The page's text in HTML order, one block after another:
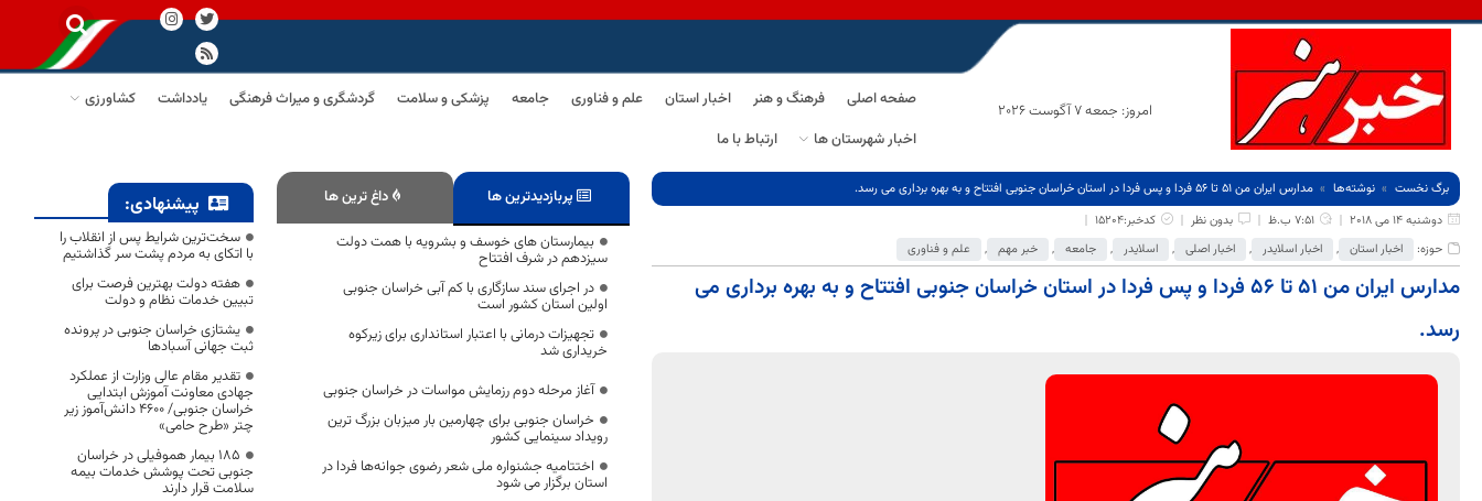
امروز: جمعه 7 آگوست 2026
صفحه اصلی فرهنگ و هنر اخبار استان علم و فناوری جامعه پزشکی و سلامت گردشگری و میراث فرهنگی یادداشت
کشاورزی
اخبار شهرستان ها
ارتباط با ما
برگ نخست نوشته‌ها
مدارس ایران من 51 تا 56 فردا و پس فردا در استان خراسان جنوبی افتتاح و به بهره برداری می رسد.
دوشنبه 14 می 2018
7:51 ب.ظ بدون نظر
کدخبر:15204
حوزه:
اخبار استان , اخبار اسلایدر , اخبار اصلی , اسلایدر , جامعه , خبر مهم , علم و فناوری
مدارس ایران من 51 تا 56 فردا و پس فردا در استان خراسان جنوبی افتتاح و به بهره برداری می
رسد.
پربازدیدترین ها داغ ترین ها
بیمارستان های خوسف و بشرویه با همت دولت
سیزدهم در شرف افتتاح
در اجرای سند سازگاری با کم آبی خراسان جنوبی
اولین استان کشور است
تجهیزات درمانی با اعتبار استانداری برای زیرکوه
خریداری شد
آغاز مرحله دوم رزمایش مواسات در خراسان جنوبی
خراسان جنوبی برای چهارمین بار میزبان بزرگ ترین
رویداد سینمایی کشور
اختتامیه جشنواره ملی شعر رضوی جوانه‌ها فردا در
استان برگزار می شود
پیشنهادی:
سخت‌ترین شرایط پس از انقلاب را
با اتکای به مردم پشت سر گذاشتیم
هفته دولت بهترین فرصت برای
تبیین خدمات نظام و دولت
یشتازی خراسان جنوبی در پرونده
ثبت جهانی آسبادها
تقدیر مقام عالی وزارت از عملکرد
جهادی معاونت آموزش ابتدایی
خراسان جنوبی/ ۴۶۰۰ دانش‌آموز زیر
چتر «طرح حامی»
۱۸۵ بیمار هموفیلی در خراسان
جنوبی تحت پوشش خدمات بیمه
سلامت قرار دارند